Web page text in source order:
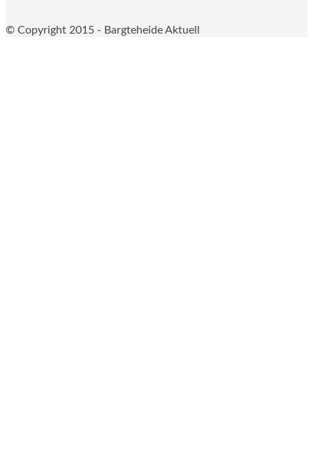
© Copyright 2015 - Bargteheide Aktuell